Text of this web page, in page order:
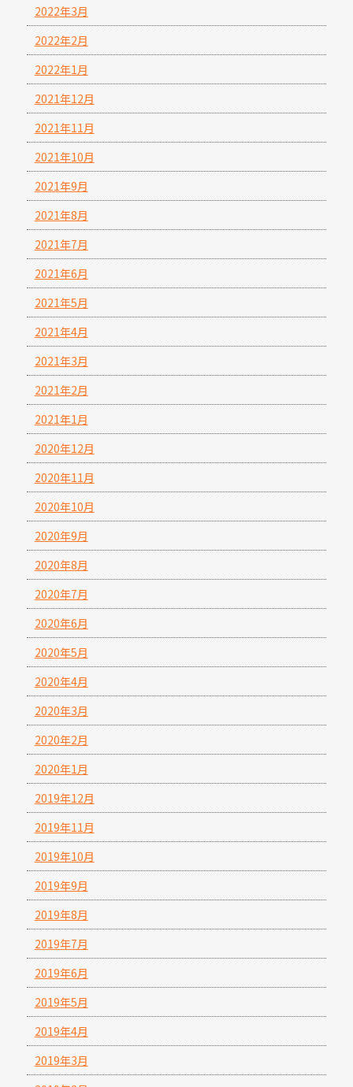
2022年3月
2022年2月
2022年1月
2021年12月
2021年11月
2021年10月
2021年9月
2021年8月
2021年7月
2021年6月
2021年5月
2021年4月
2021年3月
2021年2月
2021年1月
2020年12月
2020年11月
2020年10月
2020年9月
2020年8月
2020年7月
2020年6月
2020年5月
2020年4月
2020年3月
2020年2月
2020年1月
2019年12月
2019年11月
2019年10月
2019年9月
2019年8月
2019年7月
2019年6月
2019年5月
2019年4月
2019年3月